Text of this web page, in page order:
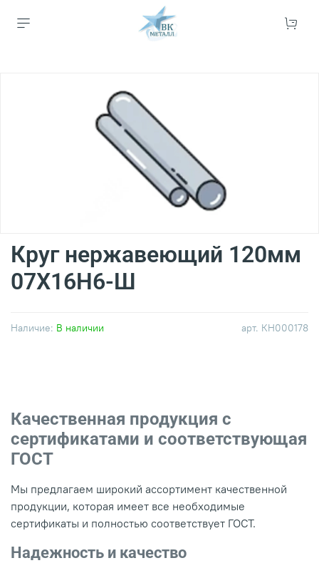
арт. КН000178
Наличие: В наличии
Круг нержавеющий 120мм
07Х16Н6-Ш
Качественная продукция с
сертификатами и соответствующая
ГОСТ
Мы предлагаем широкий ассортимент качественной
продукции, которая имеет все необходимые
сертификаты и полностью соответствует ГОСТ.
Надежность и качество